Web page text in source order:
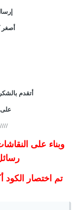
أصغر
أتقدم
على
وبناء على
تم اختصار الكود